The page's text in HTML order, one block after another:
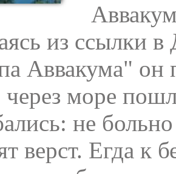
Аввакум
из ссылки
Аввакума" он
через море
не
верст. Егда к